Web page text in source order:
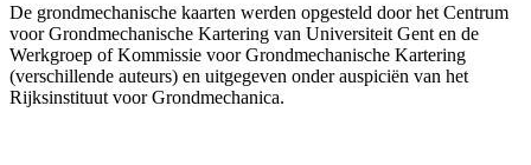
De grondmechanische kaarten werden opgesteld door het Centrum
voor Grondmechanische Kartering van Universiteit Gent en de
Werkgroep of Kommissie voor Grondmechanische Kartering
(verschillende auteurs) en uitgegeven onder auspiciën van het
Rijksinstituut voor Grondmechanica.